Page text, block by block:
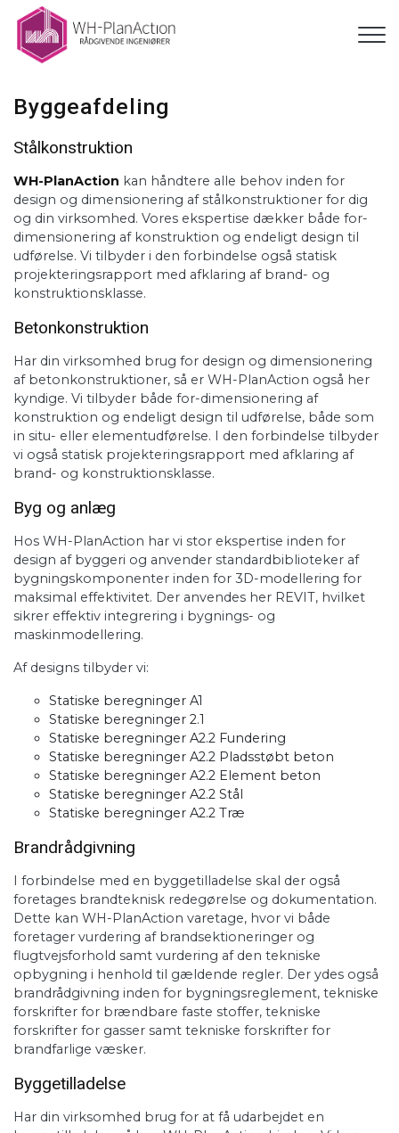
hovedindhold
Byggeafdeling
Stålkonstruktion
WH-PlanAction kan håndtere alle behov inden for
design og dimensionering af stålkonstruktioner for dig
og din virksomhed. Vores ekspertise dækker både for-
dimensionering af konstruktion og endeligt design til
udførelse. Vi tilbyder i den forbindelse også statisk
projekteringsrapport med afklaring af brand- og
konstruktionsklasse.
Betonkonstruktion
Har din virksomhed brug for design og dimensionering
af betonkonstruktioner, så er WH-PlanAction også her
kyndige. Vi tilbyder både for-dimensionering af
konstruktion og endeligt design til udførelse, både som
in situ- eller elementudførelse. I den forbindelse tilbyder
vi også statisk projekteringsrapport med afklaring af
brand- og konstruktionsklasse.
Byg og anlæg
Hos WH-PlanAction har vi stor ekspertise inden for
design af byggeri og anvender standardbiblioteker af
bygningskomponenter inden for 3D-modellering for
maksimal effektivitet. Der anvendes her REVIT, hvilket
sikrer effektiv integrering i bygnings- og
maskinmodellering.
Af designs tilbyder vi:
Statiske beregninger A1
Statiske beregninger 2.1
Statiske beregninger A2.2 Fundering
Statiske beregninger A2.2 Pladsstøbt beton
Statiske beregninger A2.2 Element beton
Statiske beregninger A2.2 Stål
Statiske beregninger A2.2 Træ
Brandrådgivning
I forbindelse med en byggetilladelse skal der også
foretages brandteknisk redegørelse og dokumentation.
Dette kan WH-PlanAction varetage, hvor vi både
foretager vurdering af brandsektioneringer og
flugtvejsforhold samt vurdering af den tekniske
opbygning i henhold til gældende regler. Der ydes også
brandrådgivning inden for bygningsreglement, tekniske
forskrifter for brændbare faste stoffer, tekniske
forskrifter for gasser samt tekniske forskrifter for
brandfarlige væsker.
Byggetilladelse
Har din virksomhed brug for at få udarbejdet en